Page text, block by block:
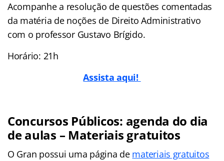
Acompanhe a resolução de questões comentadas
da matéria de noções de Direito Administrativo
com o professor Gustavo Brígido.
Horário: 21h
Assista aqui!
Concursos Públicos: agenda do dia
de aulas – Materiais gratuitos
O Gran possui uma página de materiais gratuitos